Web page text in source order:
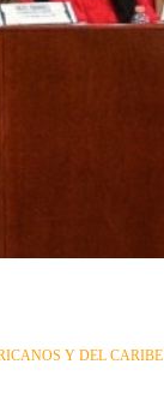
Y DEL CARIBE